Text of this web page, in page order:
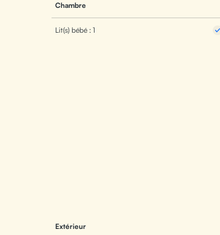
Chambre
Lit(s) bébé : 1
Extérieur